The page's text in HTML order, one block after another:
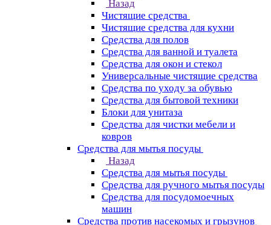
Назад
Чистящие средства
Чистящие средства для кухни
Средства для полов
Средства для ванной и туалета
Средства для окон и стекол
Универсальные чистящие средства
Средства по уходу за обувью
Средства для бытовой техники
Блоки для унитаза
Средства для чистки мебели и
ковров
Средства для мытья посуды
Назад
Средства для мытья посуды
Средства для ручного мытья посуды
Средства для посудомоечных
машин
Средства против насекомых и грызунов